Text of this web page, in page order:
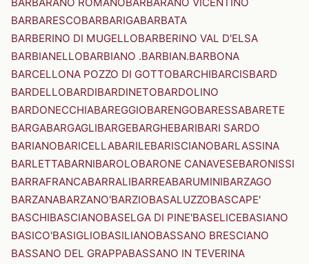
BARBARESCOBARBARIGABARBATA
BARBERINO DI MUGELLOBARBERINO VAL D'ELSA
BARBIANELLOBARBIANO .BARBIAN.BARBONA
BARCELLONA POZZO DI GOTTOBARCHIBARCISBARD
BARDELLOBARDIBARDINETOBARDOLINO
BARDONECCHIABAREGGIOBARENGOBARESSABARETE
BARGABARGAGLIBARGEBARGHEBARIBARI SARDO
BARIANOBARICELLABARILEBARISCIANOBARLASSINA
BARLETTABARNIBAROLOBARONE CANAVESEBARONISSI
BARRAFRANCABARRALIBARREABARUMINIBARZAGO
BARZANABARZANO'BARZIOBASALUZZOBASCAPE'
BASCHIBASCIANOBASELGA DI PINE'BASELICEBASIANO
BASICO'BASIGLIOBASILIANOBASSANO BRESCIANO
BASSANO DEL GRAPPABASSANO IN TEVERINA